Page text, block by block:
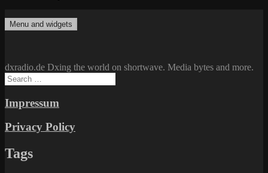
to
dxradio.de
DXing the world on shortwave
Menu and widgets
dxradio.de Dxing the world on shortwave. Media bytes and more.
Search
for:
Impressum
Privacy Policy
Tags